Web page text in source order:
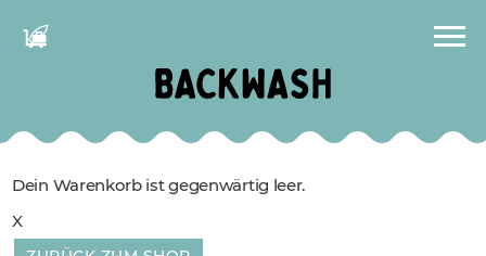
Dein Warenkorb ist gegenwärtig leer.
X